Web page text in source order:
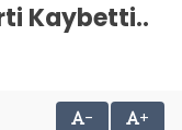
Kaybetti..
- +